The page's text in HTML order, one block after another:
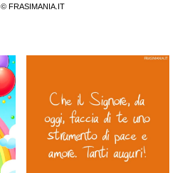
© FRASIMANIA.IT